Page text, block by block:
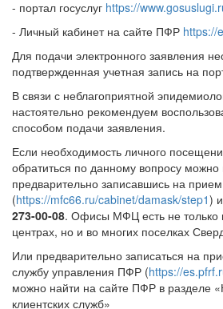
- портал госуслуг https://
- Личный кабинет на сайте ПФР https://
Для подачи электронного заявления
подтвержденная учетная запись на
В связи с неблагоприятной
настоятельно рекомендуем
способом подачи заявления.
Если необходимость личного
обратиться по данному вопросу
предварительно записавшись на прием
(https://mfc66.ru/cabinet/damask/step1)
273-00-08. Офисы МФЦ есть не только
центрах, но и во многих поселках
Или предварительно записаться на
службу управления ПФР (https://
можно найти на сайте ПФР в разделе
клиентских служб»